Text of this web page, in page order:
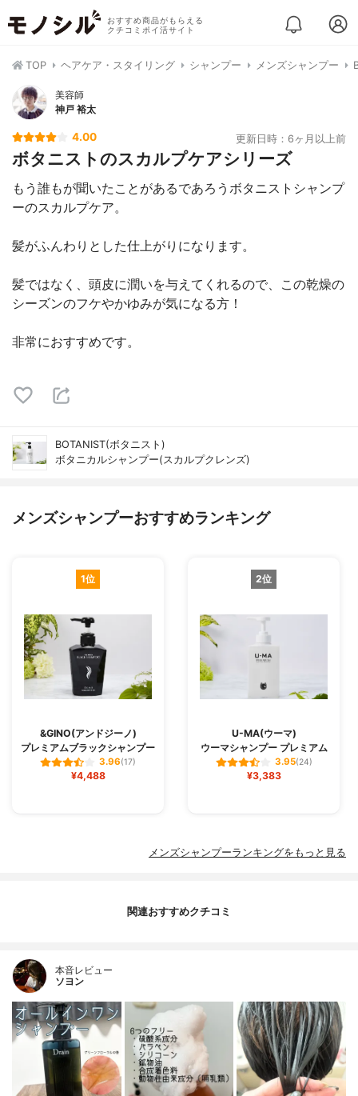
おすすめ商品がもらえる
クチコミポイ活サイト
TOP ヘアケア・スタイリング シャンプー メンズシャンプー
美容師
神戸 裕太
4.00 更新日時：6ヶ月以上前
ボタニストのスカルプケアシリーズ
もう誰もが聞いたことがあるであろうボタニストシャンプ
ーのスカルプケア。
髪がふんわりとした仕上がりになります。
髪ではなく、頭皮に潤いを与えてくれるので、この乾燥の
シーズンのフケやかゆみが気になる方！
非常におすすめです。
BOTANIST(ボタニスト)
ボタニカルシャンプー(スカルプクレンズ)
メンズシャンプーおすすめランキング
1位
&GINO(アンドジーノ)
プレミアムブラックシャンプー
3.96(17)
¥4,488
2位
U-MA(ウーマ)
ウーマシャンプー プレミアム
3.95(24)
¥3,383
メンズシャンプーランキングをもっと見る
関連おすすめクチコミ
本音レビュー
ソヨン